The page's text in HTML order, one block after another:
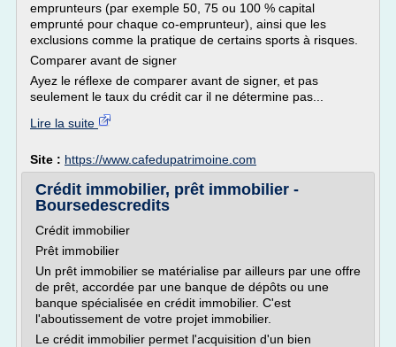
emprunteurs (par exemple 50, 75 ou 100 % capital
emprunté pour chaque co-emprunteur), ainsi que les
exclusions comme la pratique de certains sports à risques.
Comparer avant de signer
Ayez le réflexe de comparer avant de signer, et pas
seulement le taux du crédit car il ne détermine pas...
Lire la suite
Site : https://www.cafedupatrimoine.com
Crédit immobilier, prêt immobilier -
Boursedescredits
Crédit immobilier
Prêt immobilier
Un prêt immobilier se matérialise par ailleurs par une offre
de prêt, accordée par une banque de dépôts ou une
banque spécialisée en crédit immobilier. C'est
l'aboutissement de votre projet immobilier.
Le crédit immobilier permet l'acquisition d'un bien